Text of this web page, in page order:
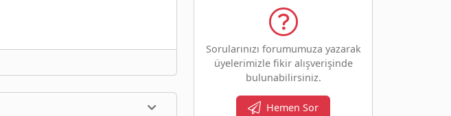
Sorularınızı forumumuza yazarak
üyelerimizle fikir alışverişinde
bulunabilirsiniz.
Hemen Sor